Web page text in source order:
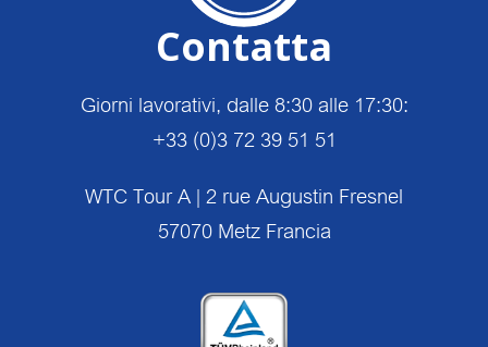
Contatta
Giorni lavorativi, dalle 8:30 alle 17:30:
+33 (0)3 72 39 51 51
WTC Tour A | 2 rue Augustin Fresnel
57070 Metz Francia